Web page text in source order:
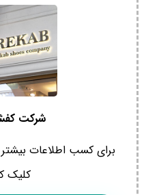
شرکت
برای کسب اطلاعات
کلیک